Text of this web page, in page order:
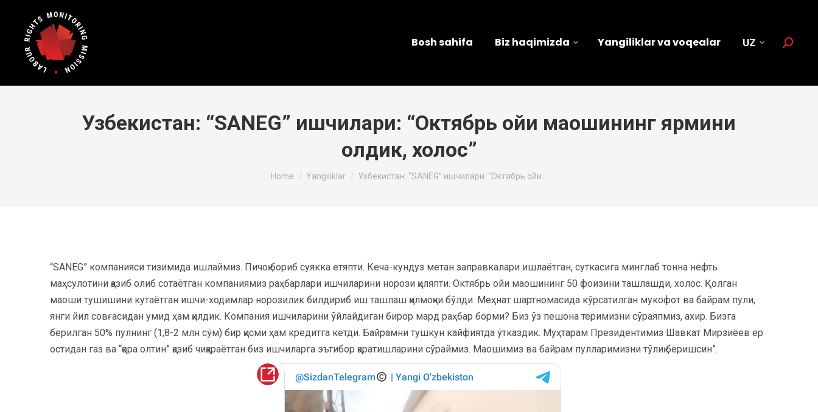
Bosh sahifa Biz haqimizda Yangiliklar va voqealar UZ Search:
Узбекистан: “SANEG” ишчилари: “Октябрь ойи маошининг ярмини
олдик, холос”
You are here:
Home Yangiliklar Узбекистан: “SANEG” ишчилари: “Октябрь ойи…
“SANEG” компанияси тизимида ишлаймиз. Пичоқ бориб суякка етяпти. Кеча-кундуз метан заправкалари ишлаётган, суткасига минглаб тонна нефть
маҳсулотини қазиб олиб сотаётган компаниямиз раҳбарлари ишчиларини норози қиляпти. Октябрь ойи маошининг 50 фоизини ташлашди, холос. Қолган
маоши тушишини кутаётган ишчи-ходимлар норозилик билдириб иш ташлаш қилмоқчи бўлди. Меҳнат шартномасида кўрсатилган мукофот ва байрам пули,
янги йил совғасидан умид ҳам қилдик. Компания ишчиларини ўйлайдиган бирор мард раҳбар борми? Биз ўз пешона теримизни сўраяпмиз, ахир. Бизга
берилган 50% пулнинг (1,8-2 млн сўм) бир қисми ҳам кредитга кетди. Байрамни тушкун кайфиятда ўтказдик. Муҳтарам Президентимиз Шавкат Мирзиёев ер
остидан газ ва “қора олтин” қазиб чиқараётган биз ишчиларга эътибор қаратишларини сўраймиз. Маошимиз ва байрам пулларимизни тўлиқ беришсин”.